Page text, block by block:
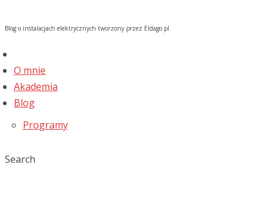
Blog o instalacjach elektrycznych tworzony przez Eldago.pl
O mnie
Akademia
Blog
Programy
Search